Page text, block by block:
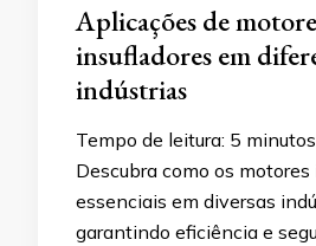
Aplicações de
insufladores em
indústrias
Tempo de leitura: 5 minutos
Descubra como os
essenciais em diversas
garantindo eficiência e